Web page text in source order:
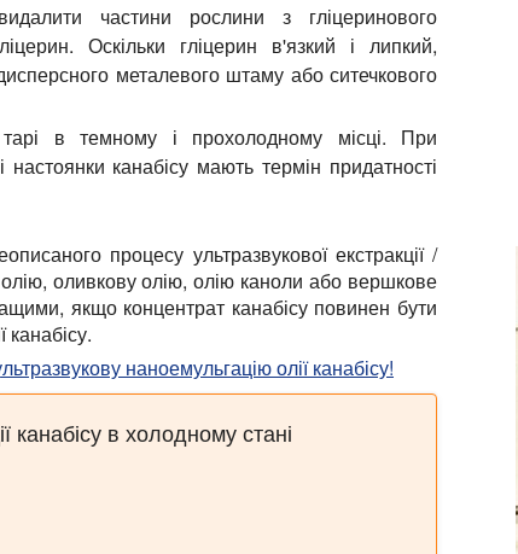
частини рослини з гліцеринового
Оскільки гліцерин в'язкий і липкий,
металевого штаму або ситечкового
в темному і прохолодному місці. При
настоянки канабісу мають термін придатності
процесу ультразвукової екстракції /
оливкову олію, олію каноли або вершкове
якщо концентрат канабісу повинен бути
канабісу.
наноемульгацію олії канабісу!
канабісу в холодному стані